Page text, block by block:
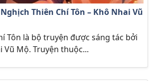
Thiên Chí Tôn – Khô Nhai Vũ
Tôn là bộ truyện được sáng tác bởi
Vũ Mộ. Truyện thuộc...